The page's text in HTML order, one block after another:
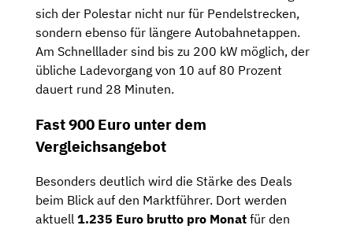
sich der Polestar nicht nur für Pendelstrecken,
sondern ebenso für längere Autobahnetappen.
Am Schnelllader sind bis zu 200 kW möglich, der
übliche Ladevorgang von 10 auf 80 Prozent
dauert rund 28 Minuten.
Fast 900 Euro unter dem
Vergleichsangebot
Besonders deutlich wird die Stärke des Deals
beim Blick auf den Marktführer. Dort werden
aktuell 1.235 Euro brutto pro Monat für den